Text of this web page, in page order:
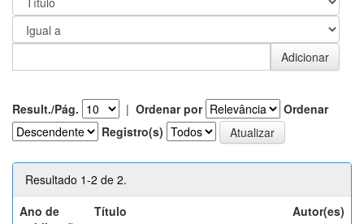
Result./Pág. | Ordenar por
Ordenar
Registro(s)
Resultado 1-2 de 2.
Ano de
Título Autor(es)